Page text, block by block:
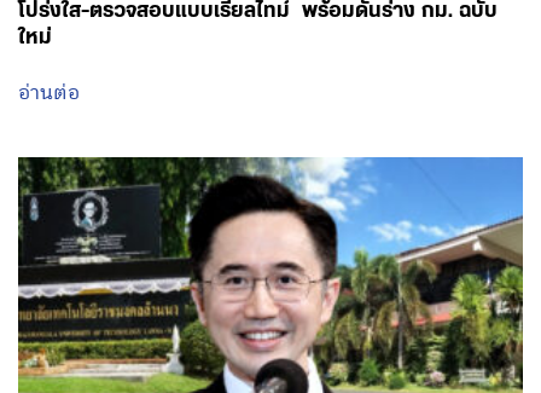
โปร่งใส-ตรวจสอบแบบเรียลไทม์ พร้อมดันร่าง กม. ฉบับ
ใหม่
อ่านต่อ